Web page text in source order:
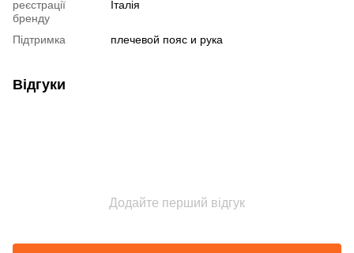
реєстрації
бренду
Італія
Підтримка плечевой пояс и рука
Відгуки
Додайте перший відгук